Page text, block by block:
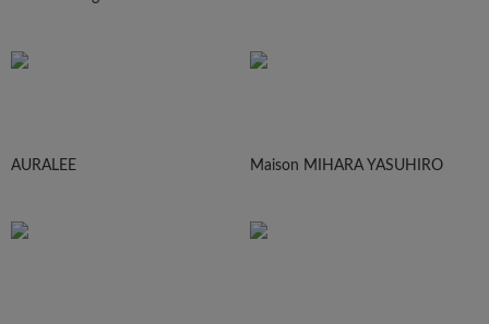
AURALEE Maison MIHARA YASUHIRO